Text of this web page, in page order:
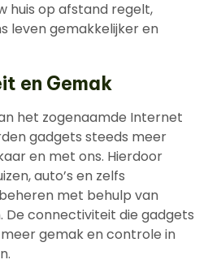
huis op afstand regelt,
leven gemakkelijker en
en Gemak
het zogenaamde Internet
gadgets steeds meer
en met ons. Hierdoor
auto’s en zelfs
met behulp van
connectiviteit die gadgets
gemak en controle in